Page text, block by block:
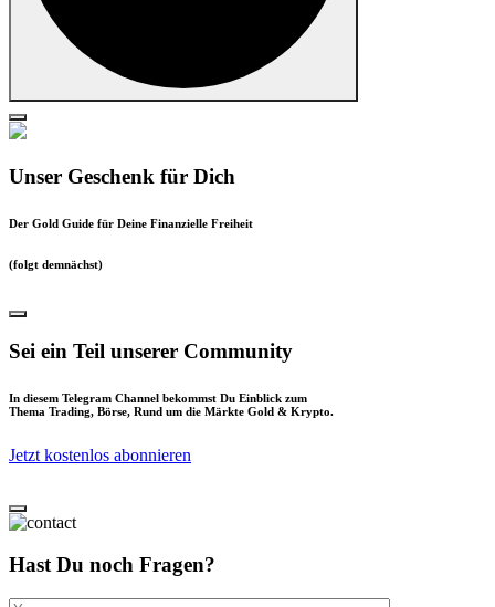
Unser Geschenk für Dich
Der Gold Guide für Deine Finanzielle Freiheit
(folgt demnächst)
Sei ein Teil unserer Community
In diesem Telegram Channel bekommst Du Einblick zum
Thema Trading, Börse, Rund um die Märkte Gold & Krypto.
Jetzt kostenlos abonnieren
Hast Du noch Fragen?